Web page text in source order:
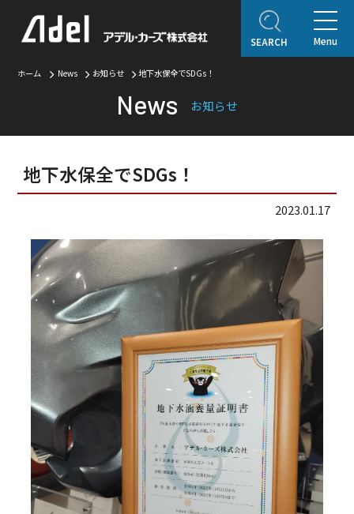
SEARCH
ホーム News お知らせ 地下水保全でSDGs！
News お知らせ
地下水保全でSDGs！
2023.01.17
Menu
ホーム
企業情報
ご挨拶会社概要Adel Pressアクセス
取り扱いブランド
アフターサービス
オリジナルコンテンツ
アデルレポート
アデル・コレクションギャラリー
認定・表彰・受賞
SDGsの取り組み
採用情報
新卒採用 キャリア採用働く環境
お知らせ
お問い合わせ
プライバシーポリシー